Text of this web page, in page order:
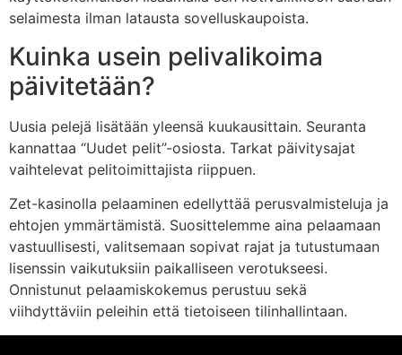
selaimesta ilman latausta sovelluskaupoista.
Kuinka usein pelivalikoima
päivitetään?
Uusia pelejä lisätään yleensä kuukausittain. Seuranta
kannattaa “Uudet pelit”-osiosta. Tarkat päivitysajat
vaihtelevat pelitoimittajista riippuen.
Zet-kasinolla pelaaminen edellyttää perusvalmisteluja ja
ehtojen ymmärtämistä. Suosittelemme aina pelaamaan
vastuullisesti, valitsemaan sopivat rajat ja tutustumaan
lisenssin vaikutuksiin paikalliseen verotukseesi.
Onnistunut pelaamiskokemus perustuu sekä
viihdyttäviin peleihin että tietoiseen tilinhallintaan.